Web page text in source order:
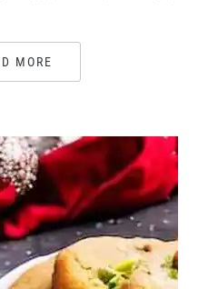
MORE